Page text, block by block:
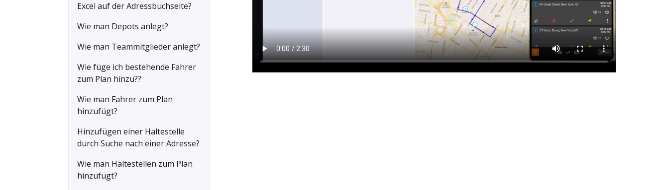
Excel auf der Adressbuchseite?
Wie man Depots anlegt?
Wie man Teammitglieder anlegt?
Wie füge ich bestehende Fahrer
zum Plan hinzu??
Wie man Fahrer zum Plan
hinzufügt?
Hinzufügen einer Haltestelle
durch Suche nach einer Adresse?
Wie man Haltestellen zum Plan
hinzufügt?